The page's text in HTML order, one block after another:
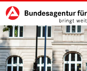
zu den Hauptinhalten